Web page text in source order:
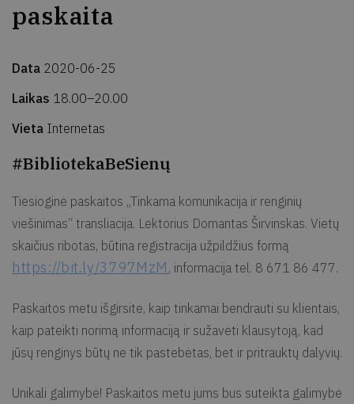
paskaita
Data 2020-06-25
Laikas 18.00–20.00
Vieta Internetas
#BibliotekaBeSienų
Tiesioginė paskaitos „Tinkama komunikacija ir renginių
viešinimas“ transliacija. Lektorius Domantas Širvinskas. Vietų
skaičius ribotas, būtina registracija užpildžius formą
https://bit.ly/3797MzM , informacija tel. 8 671 86 477.
Paskaitos metu išgirsite, kaip tinkamai bendrauti su klientais,
kaip pateikti norimą informaciją ir sužavėti klausytoją, kad
jūsų renginys būtų ne tik pastebėtas, bet ir pritrauktų dalyvių.
Unikali galimybė! Paskaitos metu jums bus suteikta galimybė